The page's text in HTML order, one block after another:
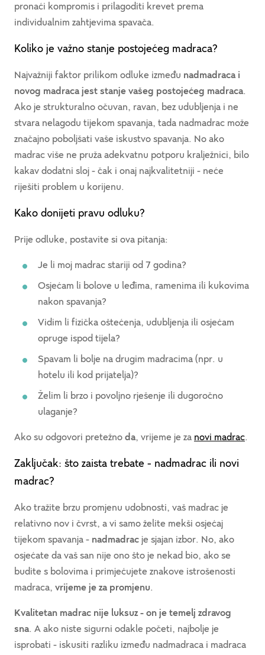
pronaći kompromis i prilagoditi krevet prema
individualnim zahtjevima spavača.
Koliko je važno stanje postojećeg madraca?
Najvažniji faktor prilikom odluke između nadmadraca i
novog madraca jest stanje vašeg postojećeg madraca.
Ako je strukturalno očuvan, ravan, bez udubljenja i ne
stvara nelagodu tijekom spavanja, tada nadmadrac može
značajno poboljšati vaše iskustvo spavanja. No ako
madrac više ne pruža adekvatnu potporu kralježnici, bilo
kakav dodatni sloj - čak i onaj najkvalitetniji - neće
riješiti problem u korijenu.
Kako donijeti pravu odluku?
Prije odluke, postavite si ova pitanja:
Je li moj madrac stariji od 7 godina?
Osjećam li bolove u leđima, ramenima ili kukovima
nakon spavanja?
Vidim li fizička oštećenja, udubljenja ili osjećam
opruge ispod tijela?
Spavam li bolje na drugim madracima (npr. u
hotelu ili kod prijatelja)?
Želim li brzo i povoljno rješenje ili dugoročno
ulaganje?
Ako su odgovori pretežno da, vrijeme je za novi madrac.
Zaključak: što zaista trebate - nadmadrac ili novi
madrac?
Ako tražite brzu promjenu udobnosti, vaš madrac je
relativno nov i čvrst, a vi samo želite mekši osjećaj
tijekom spavanja - nadmadrac je sjajan izbor. No, ako
osjećate da vaš san nije ono što je nekad bio, ako se
budite s bolovima i primjećujete znakove istrošenosti
madraca, vrijeme je za promjenu.
Kvalitetan madrac nije luksuz - on je temelj zdravog
sna. A ako niste sigurni odakle početi, najbolje je
isprobati - iskusiti razliku između nadmadraca i madraca